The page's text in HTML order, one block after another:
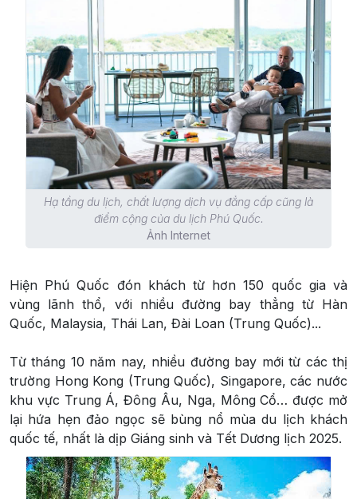
Hạ tầng du lịch, chất lượng dịch vụ đẳng cấp cũng là
điểm cộng của du lịch Phú Quốc.
Ảnh Internet
Hiện Phú Quốc đón khách từ hơn 150 quốc gia và
vùng lãnh thổ, với nhiều đường bay thẳng từ Hàn
Quốc, Malaysia, Thái Lan, Đài Loan (Trung Quốc)...
Từ tháng 10 năm nay, nhiều đường bay mới từ các thị
trường Hong Kong (Trung Quốc), Singapore, các nước
khu vực Trung Á, Đông Âu, Nga, Mông Cổ… được mở
lại hứa hẹn đảo ngọc sẽ bùng nổ mùa du lịch khách
quốc tế, nhất là dịp Giáng sinh và Tết Dương lịch 2025.